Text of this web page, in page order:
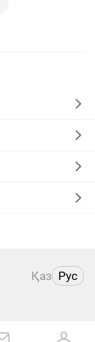
Қаз Рус